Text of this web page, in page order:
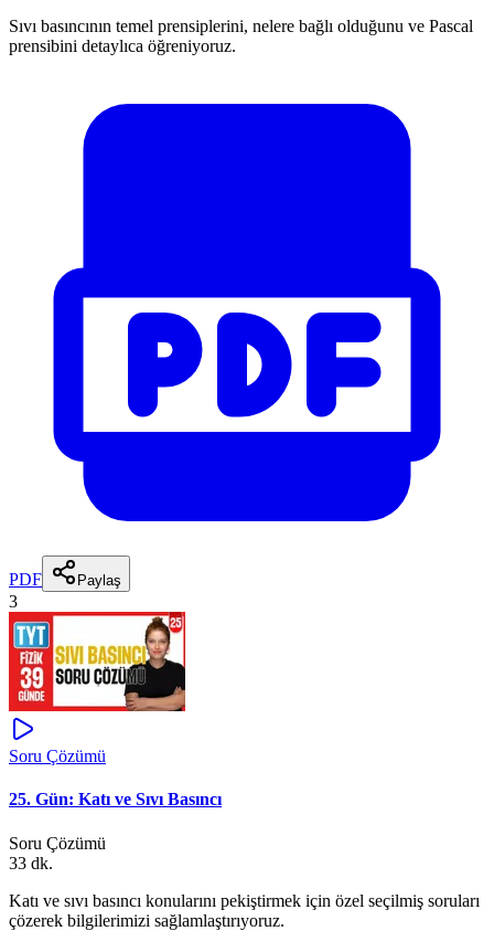
Sıvı basıncının temel prensiplerini, nelere bağlı olduğunu ve Pascal
prensibini detaylıca öğreniyoruz.
PDF Paylaş
3
Soru Çözümü
25. Gün: Katı ve Sıvı Basıncı
Soru Çözümü
33 dk.
Katı ve sıvı basıncı konularını pekiştirmek için özel seçilmiş soruları
çözerek bilgilerimizi sağlamlaştırıyoruz.